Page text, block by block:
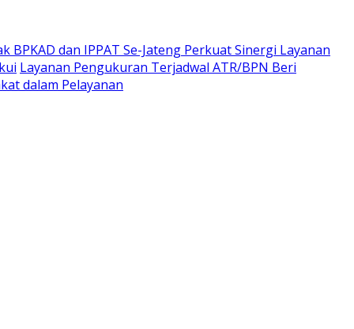
BPKAD dan IPPAT Se-Jateng Perkuat Sinergi Layanan
Layanan Pengukuran Terjadwal ATR/BPN Beri
dalam Pelayanan